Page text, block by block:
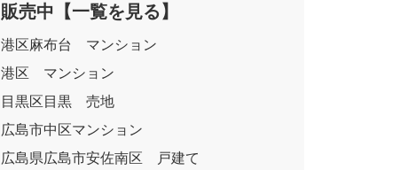
販売中 【一覧を見る】
港区麻布台 マンション
港区 マンション
目黒区目黒 売地
広島市中区マンション
広島県広島市安佐南区 戸建て